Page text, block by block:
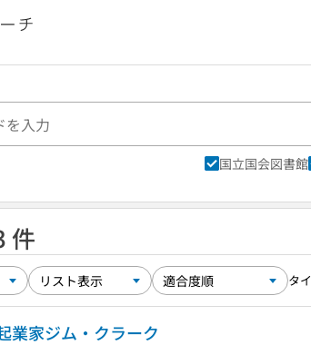
国立国会図書館
件
タ
業家ジム・クラーク